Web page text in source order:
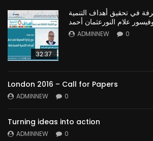
32:37
في تحقيق أهداف التنمية
علام النورعثمان أحمد
ADMINNEW 0
London 2016 – Call for Papers
ADMINNEW 0
Turning ideas into action
ADMINNEW 0